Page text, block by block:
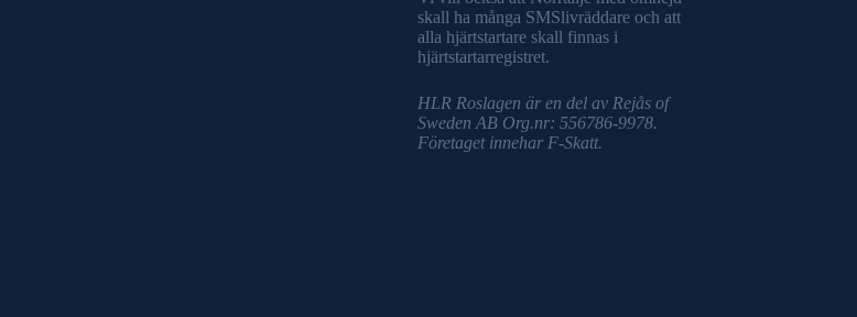
skall ha många SMSlivräddare och att
alla hjärtstartare skall finnas i
hjärtstartarregistret.
HLR Roslagen är en del av Rejås of
Sweden AB Org.nr: 556786-9978.
Företaget innehar F-Skatt.